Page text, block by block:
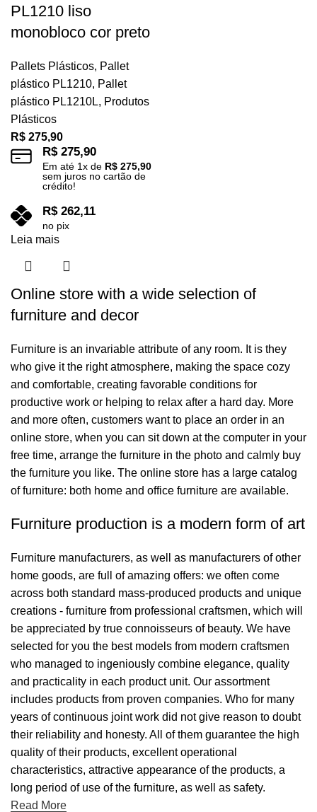
PL1210 liso
monobloco cor preto
Pallets Plásticos, Pallet
plástico PL1210, Pallet
plástico PL1210L, Produtos
Plásticos
R$ 275,90
R$275,90
Em até 1x de R$ 275,90
sem juros no cartão de
crédito!
R$262,11
no pix
Leia mais
Online store with a wide selection of
furniture and decor
Furniture is an invariable attribute of any room. It is they
who give it the right atmosphere, making the space cozy
and comfortable, creating favorable conditions for
productive work or helping to relax after a hard day. More
and more often, customers want to place an order in an
online store, when you can sit down at the computer in your
free time, arrange the furniture in the photo and calmly buy
the furniture you like. The online store has a large catalog
of furniture: both home and office furniture are available.
Furniture production is a modern form of art
Furniture manufacturers, as well as manufacturers of other
home goods, are full of amazing offers: we often come
across both standard mass-produced products and unique
creations - furniture from professional craftsmen, which will
be appreciated by true connoisseurs of beauty. We have
selected for you the best models from modern craftsmen
who managed to ingeniously combine elegance, quality
and practicality in each product unit. Our assortment
includes products from proven companies. Who for many
years of continuous joint work did not give reason to doubt
their reliability and honesty. All of them guarantee the high
quality of their products, excellent operational
characteristics, attractive appearance of the products, a
long period of use of the furniture, as well as safety.
Read More